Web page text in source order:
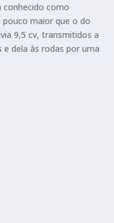
como
pouco maior que o do
9,5 cv, transmitidos a
dela às rodas por uma